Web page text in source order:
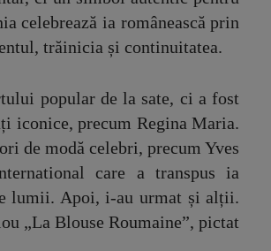
celebrează ia românească prin
trăinicia și continuitatea.
popular de la sate, ci a fost
iconice, precum Regina Maria.
de modă celebri, precum Yves
care a transpus ia
lumii. Apoi, i-au urmat și alții.
„La Blouse Roumaine”, pictat